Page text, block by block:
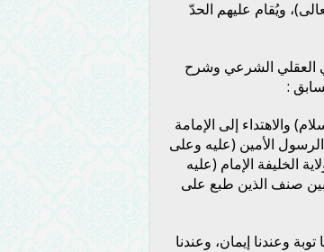
ويُقام عليهم الحدّ
العقلي الشرعي وشرح
:
والاهتداء إلى الإمامة
الأمين (عليه وعلى
الخليفة الإمام (عليه
بين صنف الذين طبع على
وعندنا إيمان، وعندنا